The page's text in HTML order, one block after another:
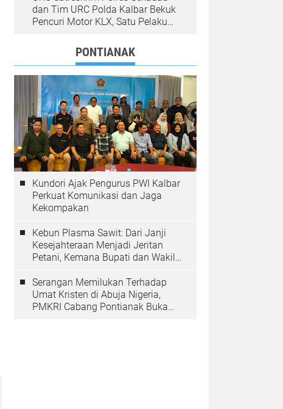
dan Tim URC Polda Kalbar Bekuk
Pencuri Motor KLX, Satu Pelaku
PONTIANAK
Kundori Ajak Pengurus PWI Kalbar
Perkuat Komunikasi dan Jaga
Kekompakan
Kebun Plasma Sawit: Dari Janji
Kesejahteraan Menjadi Jeritan
Petani, Kemana Bupati dan Wakil
Serangan Memilukan Terhadap
Umat Kristen di Abuja Nigeria,
PMKRI Cabang Pontianak Buka